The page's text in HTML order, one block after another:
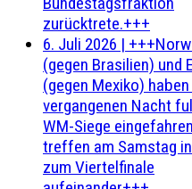
zurücktrete.+++
6. Juli 2026 |
(gegen Brasilien) und
(gegen Mexiko)
vergangenen Nacht
WM-Siege
treffen am Samstag
zum Viertelfinale